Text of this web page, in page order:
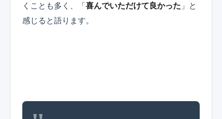
くことも多く、「喜んでいただけて良かった 」と
感じると語ります。